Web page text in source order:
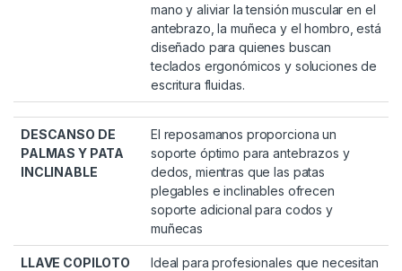
mano y aliviar la tensión muscular en el
antebrazo, la muñeca y el hombro, está
diseñado para quienes buscan
teclados ergonómicos y soluciones de
escritura fluidas.
DESCANSO DE
PALMAS Y PATA
INCLINABLE
El reposamanos proporciona un
soporte óptimo para antebrazos y
dedos, mientras que las patas
plegables e inclinables ofrecen
soporte adicional para codos y
muñecas
LLAVE COPILOTO
Ideal para profesionales que necesitan